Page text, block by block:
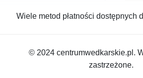
Wiele metod płatności dostępnych
© 2024 centrumwedkarskie.pl.
zastrzeżone.